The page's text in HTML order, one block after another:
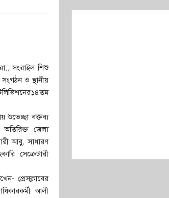
সংরাইল শিশু
সংগঠন ও স্থানীয়
শুভেচ্ছা বক্তব্য
জেলা
আবু, সাধারণ
সেক্রেটারী
প্রেসক্লাবের
আলী